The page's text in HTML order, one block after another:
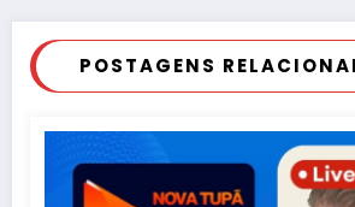
POSTAGENS